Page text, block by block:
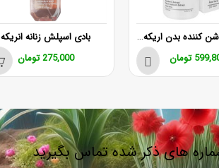
لوسیون روشن کننده بدن اریکه 200 میل
تومان
بادی اسپلش زنانه انریکه
275,000 تومان
های ذکر شده تماس بگیرید